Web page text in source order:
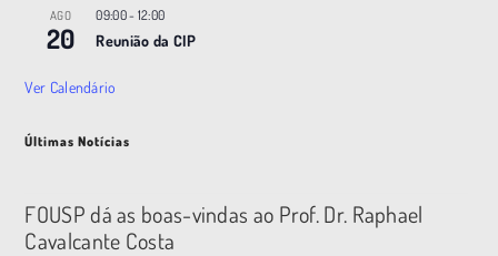
AGO
20
09:00- 12:00
Reunião da CIP
Ver Calendário
Últimas Notícias
FOUSP dá as boas-vindas ao Prof. Dr. Raphael
Cavalcante Costa